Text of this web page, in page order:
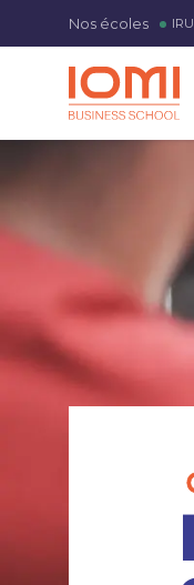
Nos écoles